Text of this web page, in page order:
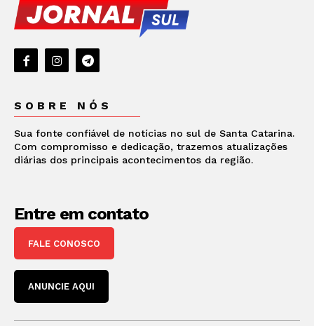
SOBRE NÓS
Sua fonte confiável de notícias no sul de Santa Catarina.
Com compromisso e dedicação, trazemos atualizações
diárias dos principais acontecimentos da região.
Entre em contato
FALE CONOSCO
ANUNCIE AQUI